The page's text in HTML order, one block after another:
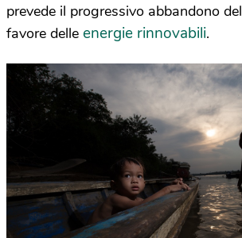
prevede il progressivo abbandono del
favore delle energie rinnovabili.